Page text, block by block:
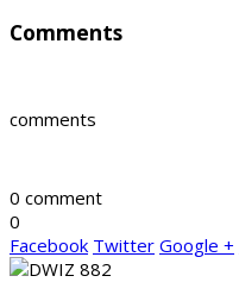
Comments
comments
0 comment
0
Facebook Twitter Google +